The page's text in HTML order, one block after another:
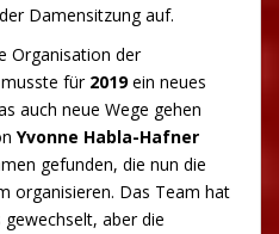
Damensitzung auf.
Organisation der
für 2019ein neues
auch neue Wege gehen
Yvonne Habla-Hafner
gefunden, die nun die
organisieren. Das Team hat
aber die